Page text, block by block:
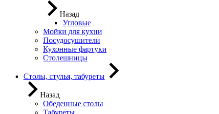
Назад
Угловые
Мойки для кухни
Посудосушители
Кухонные фартуки
Столешницы
Столы, стулья, табуреты
Назад
Обеденные столы
Табуреты